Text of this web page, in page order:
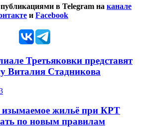
в Telegram на канале
и Facebook
Третьяковки представят
Виталия Стадникова
изымаемое жильё при КРТ
по новым правилам